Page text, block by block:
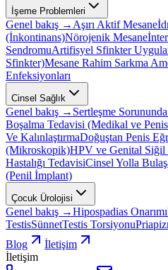
İşeme Problemleri
Genel bakış → Aşırı Aktif Mesane
(İnkontinans)Nörojenik Mesane
SendromuArtifisyel Sfinkter
Sfinkter)Mesane Rahim Sarkma
Enfeksiyonları
Cinsel Sağlık
Genel bakış → Sertleşme
Boşalma Tedavisi (Medikal ve
Ve KalınlaştırmaDoğuştan Penis
(Mikroskopik)HPV ve Genital Siğil
Hastalığı TedavisiCinsel Yolla
(Penil İmplant)
Çocuk Ürolojisi
Genel bakış →Hipospadias Onarımı
TestisSünnetTestis Torsiyonu
Blog
İletişim
İletişim